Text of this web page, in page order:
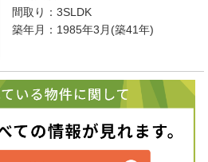
間取り：3SLDK
築年月：1985年3月(築41年)